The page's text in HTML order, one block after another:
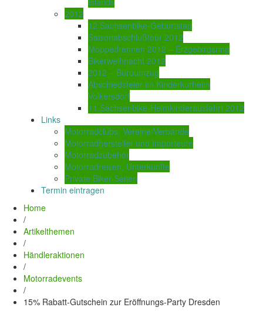
2012
12.Sachsenbike-Geburtstag
Saisonabschlußtour 2012
Moppedrennen 2012 – Erzgebirgsring
Bikerweihnacht 2012
2012 – Büroumzug
Abschiedsfeier im Kinderkurheim
Volkersdorf
11.Sachsenbike-Heimkinderausfahrt 2012
Links
Motorradclubs, Vereine/Verbände
Motorradhersteller und Importeure
Motorradzubehör
Motorradreisen, Unterkünfte
Private Biker-Seiten
Termin eintragen
Home
/
Artikelthemen
/
Händleraktionen
/
Motorradevents
/
15% Rabatt-Gutschein zur Eröffnungs-Party Dresden